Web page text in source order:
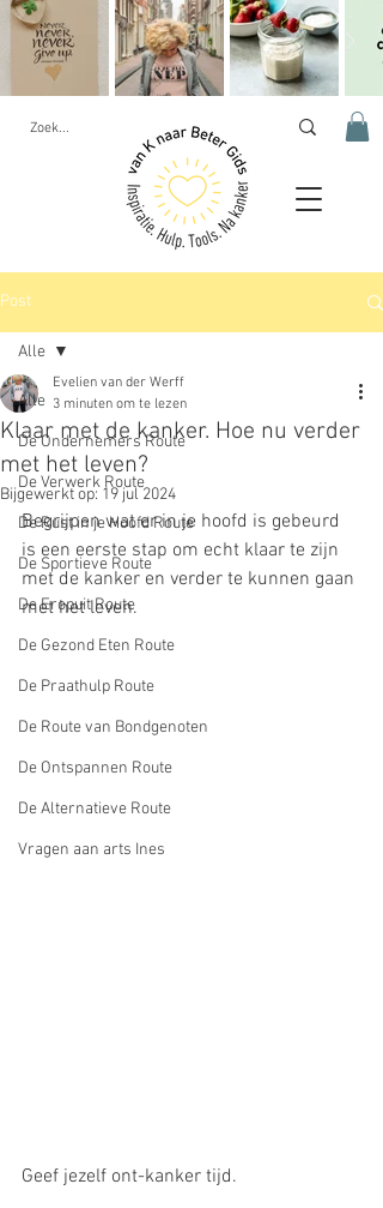
Post
Alle
De Ondernemers Route
De Verwerk Route
De Rust in je Hoofd Route
De Sportieve Route
De Eropuit Route
De Gezond Eten Route
De Praathulp Route
De Route van Bondgenoten
De Ontspannen Route
De Alternatieve Route
Vragen aan arts Ines
Alle
Klaar met de kanker. Hoe nu verder
met het leven?
Evelien van der Werff
3 minuten om te lezen
Bijgewerkt op: 19 jul 2024
Begrijpen wat er in je hoofd is gebeurd
is een eerste stap om echt klaar te zijn
met de kanker en verder te kunnen gaan
met het leven.
Geef jezelf ont-kanker tijd.